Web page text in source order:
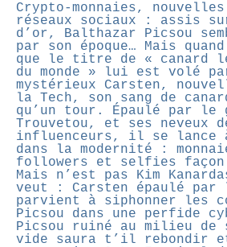
Crypto-monnaies,
réseaux sociaux : assis
d’or, Balthazar Picsou
par son époque… Mais
que le titre de « canard
du monde » lui est volé
mystérieux Carsten,
la Tech, son sang de
qu’un tour. Épaulé par le
Trouvetou, et ses neveux
influenceurs, il se lance
dans la modernité :
followers et selfies façon
Mais n’est pas Kim
veut : Carsten épaulé par
parvient à siphonner les
Picsou dans une perfide
Picsou ruiné au milieu de
vide saura t’il rebondir